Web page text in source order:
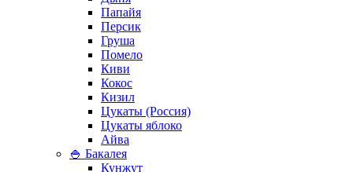
Папайя
Персик
Груша
Помело
Киви
Кокос
Кизил
Цукаты (Россия)
Цукаты яблоко
Айва
🍚 Бакалея
Кунжут